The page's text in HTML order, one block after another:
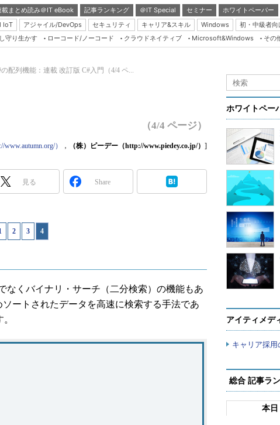
載まとめ読み＠IT eBook 記事ランキング ＠IT Special セミナー
ホワイトペーパー
IoT アジャイル/DevOps セキュリティ キャリア&スキル Windows 初・中級者向
Server & Storage
Database Expert
Master of IP Network
Security & Trust
守り生かす ローコード/ノーコード クラウドネイティブ Microsoft&Windows その
配列機能：連載 改訂版 C#入門（4/4 ペ...
（4/4 ページ）
www.autumn.org/） ， （株）ピーデー（http://www.piedey.co.jp/） ]
見る Share
2 3 4
なくバイナリ・サーチ（二分検索）の機能もあ
ートされたデータを高速に検索する手法であ
ホワイトペー
アイティメデ
キャリア採
総合 記事ラ
本日